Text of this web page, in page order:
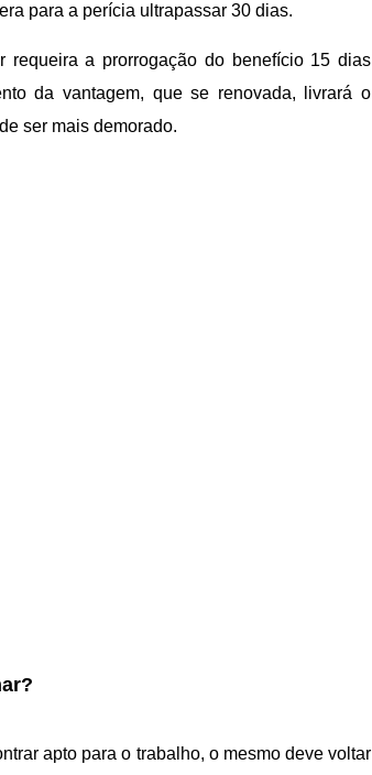
para a perícia ultrapassar 30 dias.
requeira a prorrogação do benefício 15 dias
da vantagem, que se renovada, livrará o
ser mais demorado.
apto para o trabalho, o mesmo deve voltar